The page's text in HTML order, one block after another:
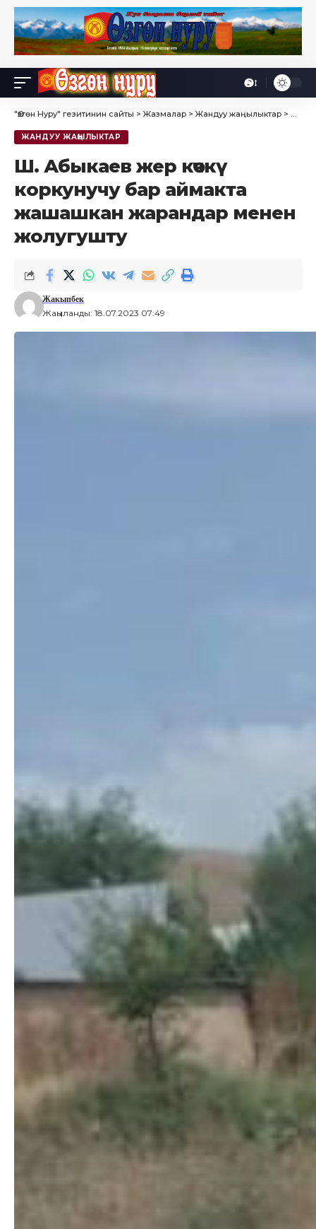
Font
Resizer
Өө
"Өзгөн Нуру" гезитинин сайты > Жазмалар > Жандуу жаңылыктар > Ш.
ЖАНДУУ ЖАҢЫЛЫКТАР
Ш. Абыкаев жер көчкү
коркунучу бар аймакта
жашашкан жарандар менен
жолугушту
Жаңыланды: 18.07.2023 07:49
Жакыпбек